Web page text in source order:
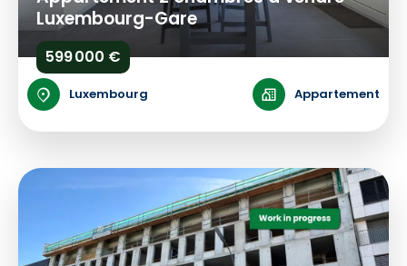
Luxembourg-Gare
599 000 €
Luxembourg Appartement